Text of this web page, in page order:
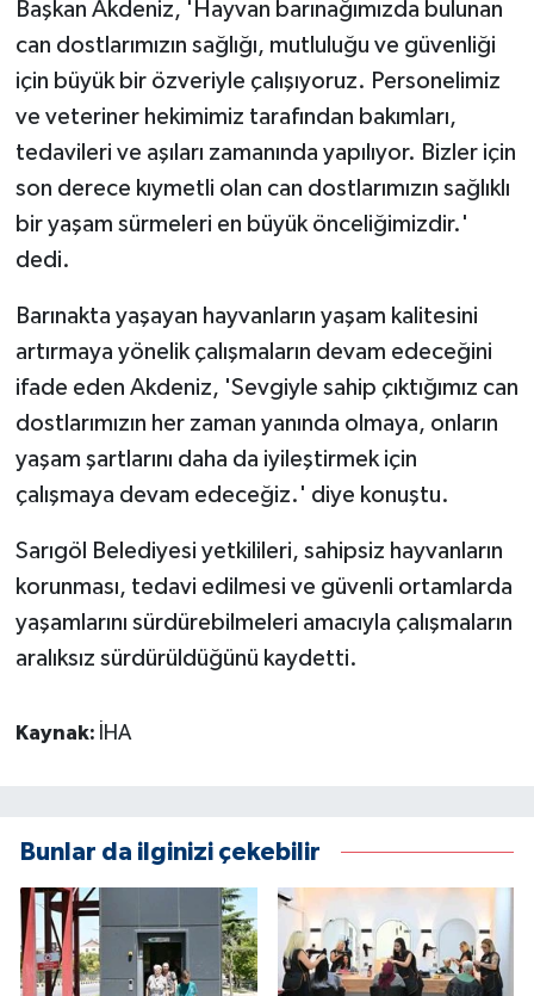
Başkan Akdeniz, 'Hayvan barınağımızda bulunan
can dostlarımızın sağlığı, mutluluğu ve güvenliği
için büyük bir özveriyle çalışıyoruz. Personelimiz
ve veteriner hekimimiz tarafından bakımları,
tedavileri ve aşıları zamanında yapılıyor. Bizler için
son derece kıymetli olan can dostlarımızın sağlıklı
bir yaşam sürmeleri en büyük önceliğimizdir.'
dedi.
Barınakta yaşayan hayvanların yaşam kalitesini
artırmaya yönelik çalışmaların devam edeceğini
ifade eden Akdeniz, 'Sevgiyle sahip çıktığımız can
dostlarımızın her zaman yanında olmaya, onların
yaşam şartlarını daha da iyileştirmek için
çalışmaya devam edeceğiz.' diye konuştu.
Sarıgöl Belediyesi yetkilileri, sahipsiz hayvanların
korunması, tedavi edilmesi ve güvenli ortamlarda
yaşamlarını sürdürebilmeleri amacıyla çalışmaların
aralıksız sürdürüldüğünü kaydetti.
Kaynak: İHA
Bunlar da ilginizi çekebilir